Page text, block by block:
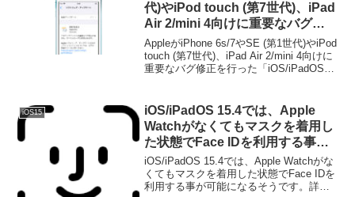
代)やiPod touch (第7世代)、iPad
Air 2/mini 4向けに重要なバグ修
正を行った「iOS/iPadOS
15.8.2」をリリース。
AppleがiPhone 6s/7やSE (第1世代)やiPod
touch (第7世代)、iPad Air 2/mini 4向けに
重要なバグ修正を行った「iOS/iPadOS
iOS15
iOS/iPadOS 15.4では、Apple
Watchがなくてもマスクを着用し
た状態でFace IDを利用する事が
可能に。
iOS/iPadOS 15.4では、Apple Watchがな
くてもマスクを着用した状態でFace IDを
利用する事が可能になるそうです。詳細